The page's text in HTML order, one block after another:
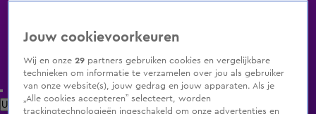
Uitzending Gemist Populaire programma's Zenders Genres
Jouw cookievoorkeuren
Wij en onze29 partners gebruiken cookies en vergelijkbare
technieken om informatie te verzamelen over jou als gebruiker
van onze website(s), jouw gedrag en jouw apparaten. Als je
„Alle cookies accepteren” selecteert, worden
trackingtechnologieën ingeschakeld om onze advertenties en